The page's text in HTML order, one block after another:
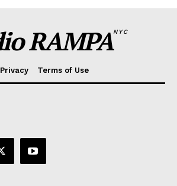
RAMPANYC
Privacy Terms of Use